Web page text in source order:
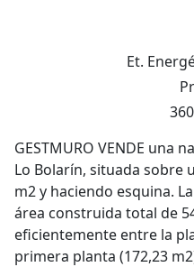
Et.
GESTMURO VENDE una
Lo Bolarín, situada sobre
m2 y haciendo esquina.
área construida total de
eficientemente entre la
primera planta (172,23